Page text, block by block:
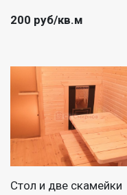
200 руб/кв.м
Стол и две скамейки